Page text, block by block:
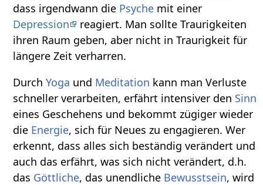
dass irgendwann die Psyche mit einer
Depression
reagiert. Man sollte Traurigkeiten
ihren Raum geben, aber nicht in Traurigkeit für
längere Zeit verharren.
DurchYoga und Meditation kann man Verluste
schneller verarbeiten, erfährt intensiver den Sinn
eines Geschehens und bekommt zügiger wieder
die Energie, sich für Neues zu engagieren. Wer
erkennt, dass alles sich beständig verändert und
auch das erfährt, was sich nicht verändert, d.h.
das Göttliche, das unendliche Bewusstsein, wird